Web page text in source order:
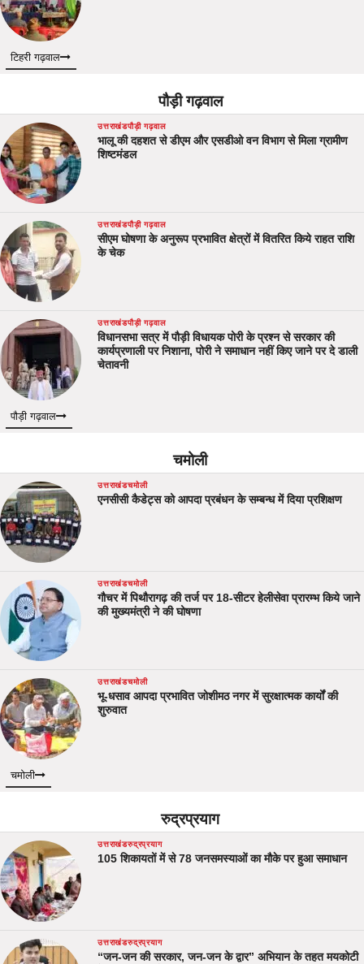
टिहरी गढ़वाल
पौड़ी गढ़वाल
उत्तराखंडपौड़ी गढ़वाल
भालू की दहशत से डीएम और एसडीओ वन विभाग से मिला ग्रामीण
शिष्टमंडल
उत्तराखंडपौड़ी गढ़वाल
सीएम घोषणा के अनुरूप प्रभावित क्षेत्रों में वितरित किये राहत राशि
के चेक
उत्तराखंडपौड़ी गढ़वाल
विधानसभा सत्र में पौड़ी विधायक पोरी के प्रश्न से सरकार की
कार्यप्रणाली पर निशाना, पोरी ने समाधान नहीं किए जाने पर दे डाली
चेतावनी
पौड़ी गढ़वाल
चमोली
उत्तराखंडचमोली
एनसीसी कैडेट्स को आपदा प्रबंधन के सम्बन्ध में दिया प्रशिक्षण
उत्तराखंडचमोली
गौचर में पिथौरागढ़ की तर्ज पर 18-सीटर हेलीसेवा प्रारम्भ किये जाने
की मुख्यमंत्री ने की घोषणा
उत्तराखंडचमोली
भू-धसाव आपदा प्रभावित जोशीमठ नगर में सुरक्षात्मक कार्यों की
शुरुवात
चमोली
रुद्रप्रयाग
उत्तराखंडरुद्रप्रयाग
105 शिकायतों में से 78 जनसमस्याओं का मौके पर हुआ समाधान
उत्तराखंडरुद्रप्रयाग
“जन-जन की सरकार, जन-जन के द्वार” अभियान के तहत मयकोटी